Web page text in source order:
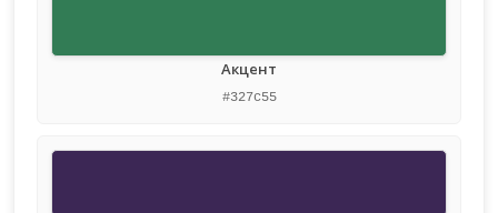
Акцент
#327c55